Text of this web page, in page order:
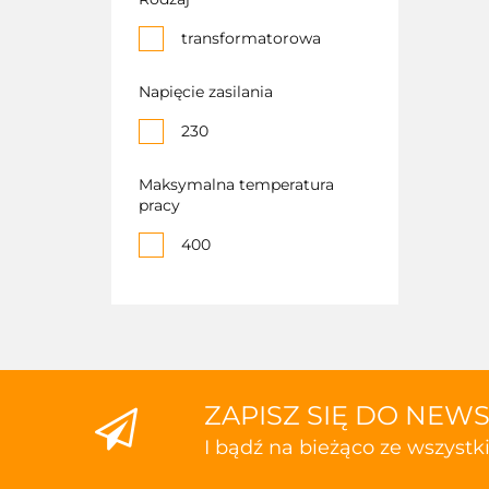
transformatorowa
Napięcie zasilania
230
Maksymalna temperatura
pracy
400
ZAPISZ SIĘ DO
I bądź na bieżąco ze